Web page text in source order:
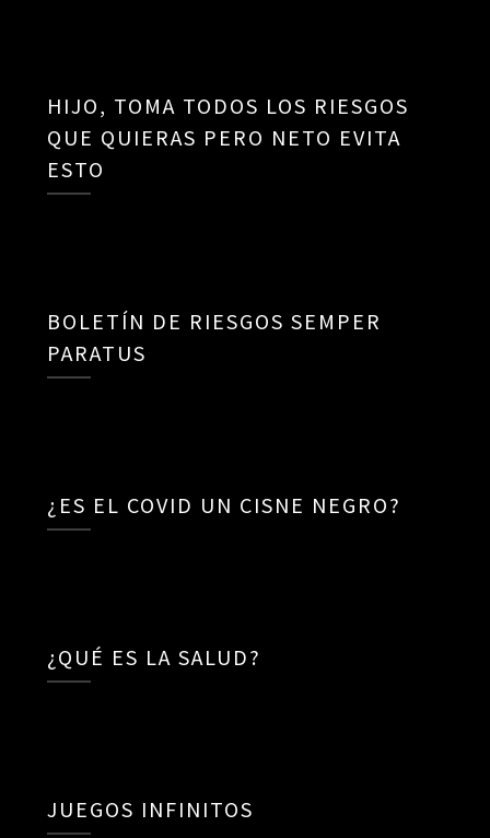
HIJO, TOMA TODOS LOS RIESGOS
QUE QUIERAS PERO NETO EVITA
ESTO
BOLETÍN DE RIESGOS SEMPER
PARATUS
¿ES EL COVID UN CISNE NEGRO?
¿QUÉ ES LA SALUD?
JUEGOS INFINITOS